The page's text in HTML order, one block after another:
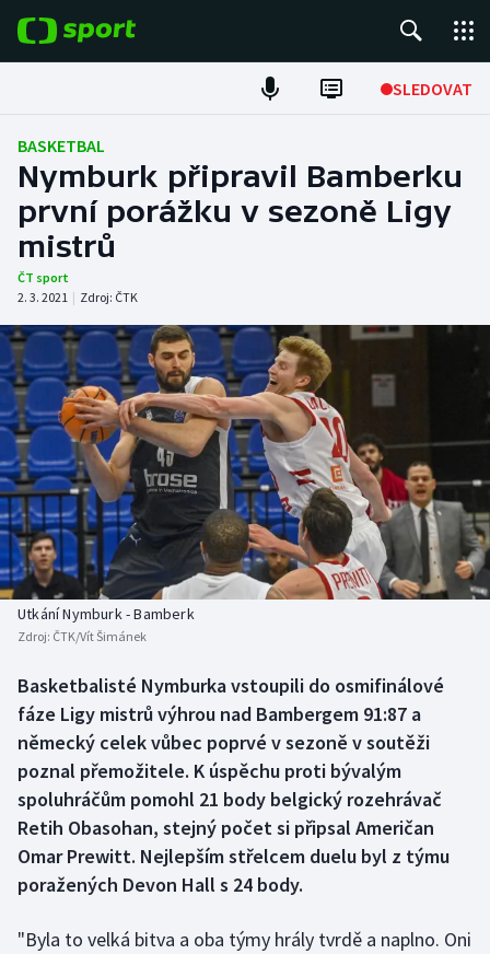
SLEDOVAT
Fotbal
Hokej
Tenis
Atletika
Cyklistika
DALŠÍ SPORTY
Americký fotbal
Baseball a softbal
Basketbal
Biatlon
Box
Curling
Dostihy
Florbal
NEPŘEHLÉDNĚTE
Soutěže
Historické návraty
Aplikace ČT sport
BASKETBAL
Nymburk připravil Bamberku
první porážku v sezoně Ligy
mistrů
ČT sport
2. 3. 2021 | Zdroj: ČTK
Utkání Nymburk - Bamberk
Zdroj: ČTK/Vít Šimánek
Basketbalisté Nymburka vstoupili do osmifinálové
fáze Ligy mistrů výhrou nad Bambergem 91:87 a
německý celek vůbec poprvé v sezoně v soutěži
poznal přemožitele. K úspěchu proti bývalým
spoluhráčům pomohl 21 body belgický rozehrávač
Retih Obasohan, stejný počet si připsal Američan
Omar Prewitt. Nejlepším střelcem duelu byl z týmu
poražených Devon Hall s 24 body.
"Byla to velká bitva a oba týmy hrály tvrdě a naplno. Oni